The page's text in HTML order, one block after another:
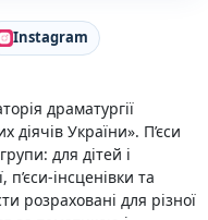
/ Книги на липучках
читання
(6+)
книги
Instagram
драматургії
діячів України». П’єси
для дітей і
п’єси-інсценівки та
розраховані для різної